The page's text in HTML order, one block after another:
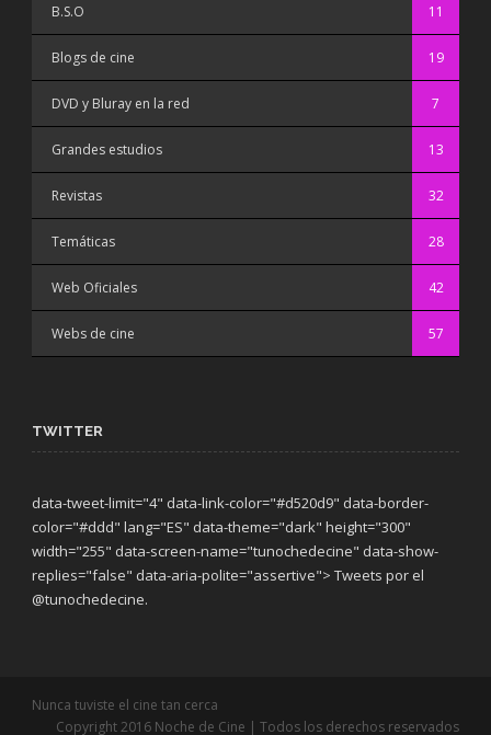
B.S.O 11
Blogs de cine 19
DVD y Bluray en la red 7
Grandes estudios 13
Revistas 32
Temáticas 28
Web Oficiales 42
Webs de cine 57
TWITTER
data-tweet-limit="4" data-link-color="#d520d9" data-border-
color="#ddd" lang="ES" data-theme="dark" height="300"
width="255" data-screen-name="tunochedecine" data-show-
replies="false" data-aria-polite="assertive"> Tweets por el
@tunochedecine.
Nunca tuviste el cine tan cerca
Copyright 2016 Noche de Cine | Todos los derechos reservados